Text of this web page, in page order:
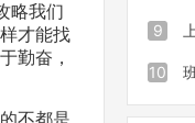
略我们
才能找
勤奋，
作
均可
查询
级查
9
分多
各科
10
设方